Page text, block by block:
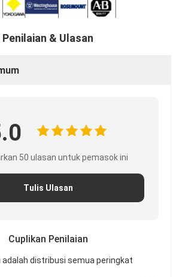
Penilaian & Ulasan
50 ulasan untuk pemasok ini
Tulis Ulasan
Cuplikan Penilaian
adalah distribusi semua peringkat